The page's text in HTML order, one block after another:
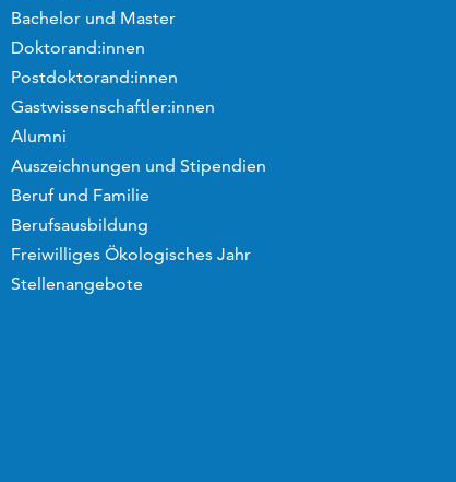
Bachelor und Master
Doktorand:innen
Postdoktorand:innen
Gastwissenschaftler:innen
Alumni
Auszeichnungen und Stipendien
Beruf und Familie
Berufsausbildung
Freiwilliges Ökologisches Jahr
Stellenangebote